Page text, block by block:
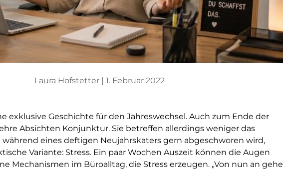
Laura Hofstetter | 1. Februar 2022
exklusive Geschichte für den Jahreswechsel. Auch zum Ende der
Absichten Konjunktur. Sie betreffen allerdings weniger das
eines deftigen Neujahrskaters gern abgeschworen wird,
Variante: Stress. Ein paar Wochen Auszeit können die Augen
Mechanismen im Büroalltag, die Stress erzeugen. „Von nun an gehe